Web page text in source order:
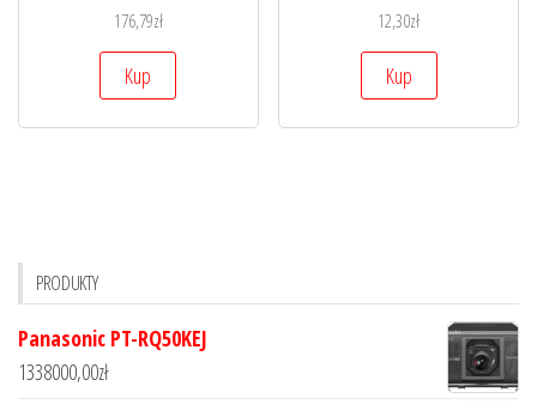
176,79zł
Kup
12,30zł
Kup
PRODUKTY
Panasonic PT-RQ50KEJ
1338000,00zł